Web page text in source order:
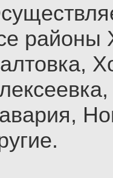
районы